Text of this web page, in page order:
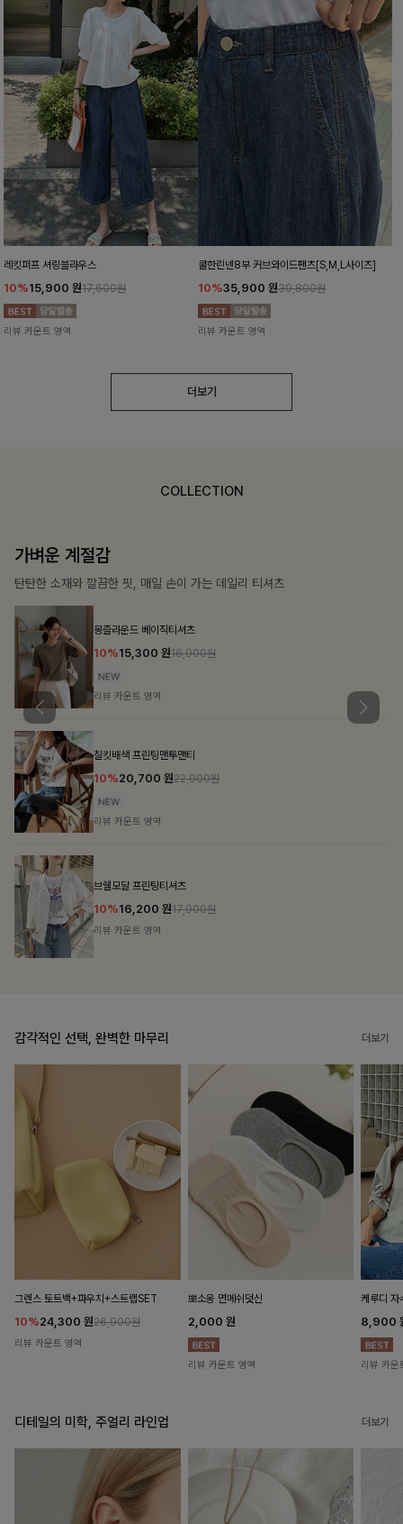
레킷퍼프 셔링블라우스
10%15,900 원17,600원
리뷰 카운트 영역
쿨한린넨8부 커브와이드팬츠[S,M,L사이즈]
10%35,900 원39,800원
리뷰 카운트 영역
더보기
COLLECTION
가장 쉬운 코디
특별한 날부터 일상까지 함께하는 룩
쥬빌스트링 포켓원피스
17%48,900원58,900원
리뷰 카운트 영역
블룬티 나시원피스+셔츠SET
15%31,900 원37,500원
리뷰 카운트 영역
감각적인 선택, 완벽한 마무리 더보기
그렌스 토트백+파우치+스트랩SET
10%24,300 원26,900원
리뷰 카운트 영역
뽀소옹 면메쉬덧신
2,000 원
리뷰 카운트 영역
케루디 자
8,900
리뷰 카운
디테일의 미학, 주얼리 라인업 더보기